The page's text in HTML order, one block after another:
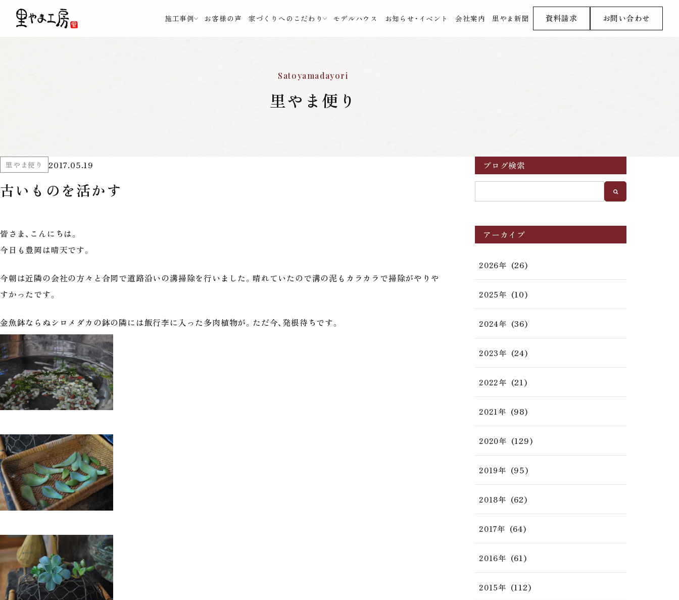
施工事例 お客様の声 家づくりへのこだわり モデルハウス お知らせ・イベント 会社案内 里やま新聞 資料請求 お問い合わせ
Satoyamadayori
里やま便り
里やま便り 2017.05.19
古いものを活かす
皆さま、こんにちは。
今日も豊岡は晴天です。
今朝は近隣の会社の方々と合同で道路沿いの溝掃除を行いました。晴れていたので溝の泥もカラカラで掃除がやりや
すかったです。
金魚鉢ならぬシロメダカの鉢の隣には飯行李に入った多肉植物が。ただ今、発根待ちです。
ブログ検索
アーカイブ
2026年 (26)
2025年 (10)
2024年 (36)
2023年 (24)
2022年 (21)
2021年 (98)
2020年 (129)
2019年 (95)
2018年 (62)
2017年 (64)
2016年 (61)
2015年 (112)